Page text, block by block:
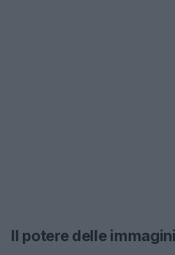
Il potere delle